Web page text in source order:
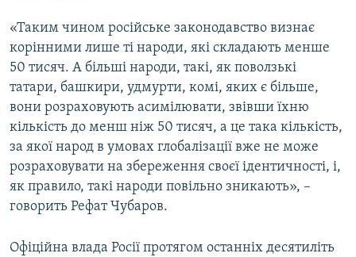
«Таким чином російське законодавство визнає
корінними лише ті народи, які складають менше
50 тисяч. А більші народи, такі, як поволзькі
татари, башкири, удмурти, комі, яких є більше,
вони розраховують асимілювати, звівши їхню
кількість до менш ніж 50 тисяч, а це така кількість,
за якої народ в умовах глобалізації вже не може
розраховувати на збереження своєї ідентичності, і,
як правило, такі народи повільно зникають», –
говорить Рефат Чубаров.
Офіційна влада Росії протягом останніх десятиліть